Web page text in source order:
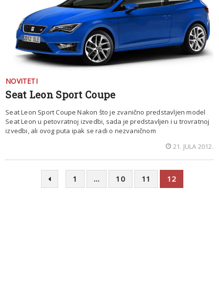
NOVITETI
Seat Leon Sport Coupe
Seat Leon Sport Coupe Nakon što je zvanično predstavljen model
Seat Leon u petovratnoj izvedbi, sada je predstavljen i u trovratnoj
izvedbi, ali ovog puta ipak se radi o nezvaničnom
21. JULA 2012.
1 … 10 11 12